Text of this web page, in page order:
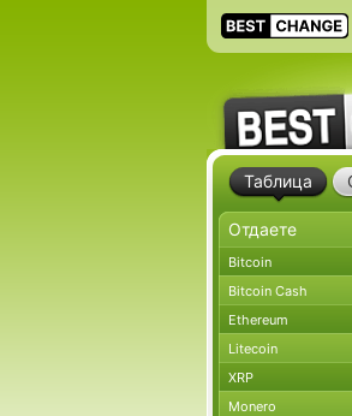
Таблица
Bitcoin
Bitcoin Cash
Ethereum
Litecoin
XRP
Monero